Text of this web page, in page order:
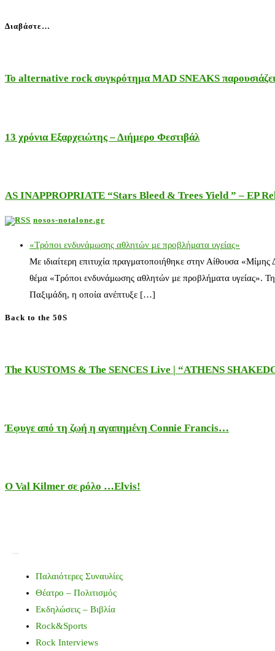
Διαβάστε…
Το alternative rock συγκρότημα MAD SNEAKS
13 χρόνια Εξαρχειώτης – Διήμερο Φεστιβάλ
AS INAPPROPRIATE “Stars Bleed & Trees Yield ” – EP
nosos-notalone.gr
«Τρόποι ενδυνάμωσης αθλητών με προβλήματα υγείας»
Με ιδιαίτερη επιτυχία πραγματοποιήθηκε στην Αίθουσα
θέμα «Τρόποι ενδυνάμωσης αθλητών με προβλήματα υγείας».
Παξιμάδη, η οποία ανέπτυξε […]
Back to the 50S
The KUSTOMS & The SENCES Live | “ATHENS
Έφυγε από τη ζωή η αγαπημένη Connie Francis…
Ο Val Kilmer σε ρόλο …Elvis!
Παλαιότερες Συναυλίες
Θέατρο – Πολιτισμός
Εκδηλώσεις – Βιβλία
Rock&Sports
Rock Interviews